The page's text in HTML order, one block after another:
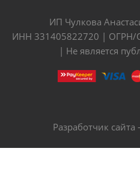
ИП Чулкова
ИНН 331405822720 | ОГРН/
| Не является
Разработчик